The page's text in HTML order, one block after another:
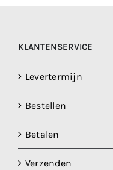
KLANTENSERVICE
Levertermijn
Bestellen
Betalen
Verzenden